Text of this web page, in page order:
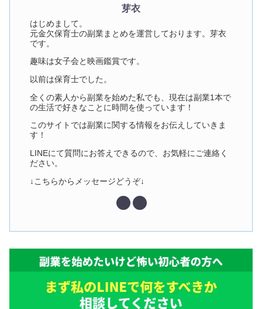
芽衣
はじめまして。
元金欠保育士の副業まとめを運営しております。芽衣
です。
趣味は女子会と映画鑑賞です。
以前は保育士でした。
全くの素人から副業を始めた私でも、現在は副業1本で
の生活で好きなことに時間を使っています！
このサイトでは副業に関する情報をお伝えしていきま
す！
LINEにて質問にお答えできるので、お気軽にご連絡く
ださい。
↓こちらからメッセージどうぞ↓